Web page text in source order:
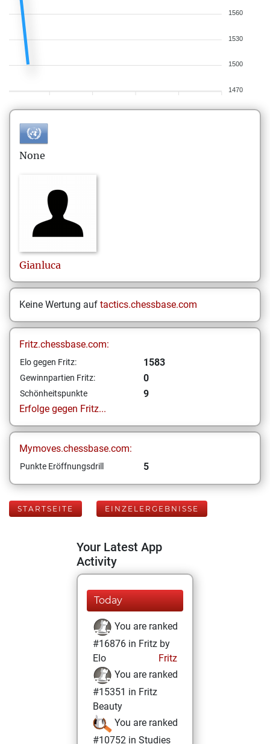
1560
1530
1500
1470
None
Gianluca
Keine Wertung auf tactics.chessbase.com
Fritz.chessbase.com:
Elo gegen Fritz: 1583
Gewinnpartien Fritz: 0
Schönheitspunkte
9
Erfolge gegen Fritz...
Mymoves.chessbase.com:
Punkte Eröffnungsdrill 5
STARTSEITE EINZELERGEBNISSE
Your Latest App
Activity
Today
You are ranked
#16876 in Fritz by
Elo
Fritz
You are ranked
#15351 in Fritz
Beauty
You are ranked
#10752 in Studies